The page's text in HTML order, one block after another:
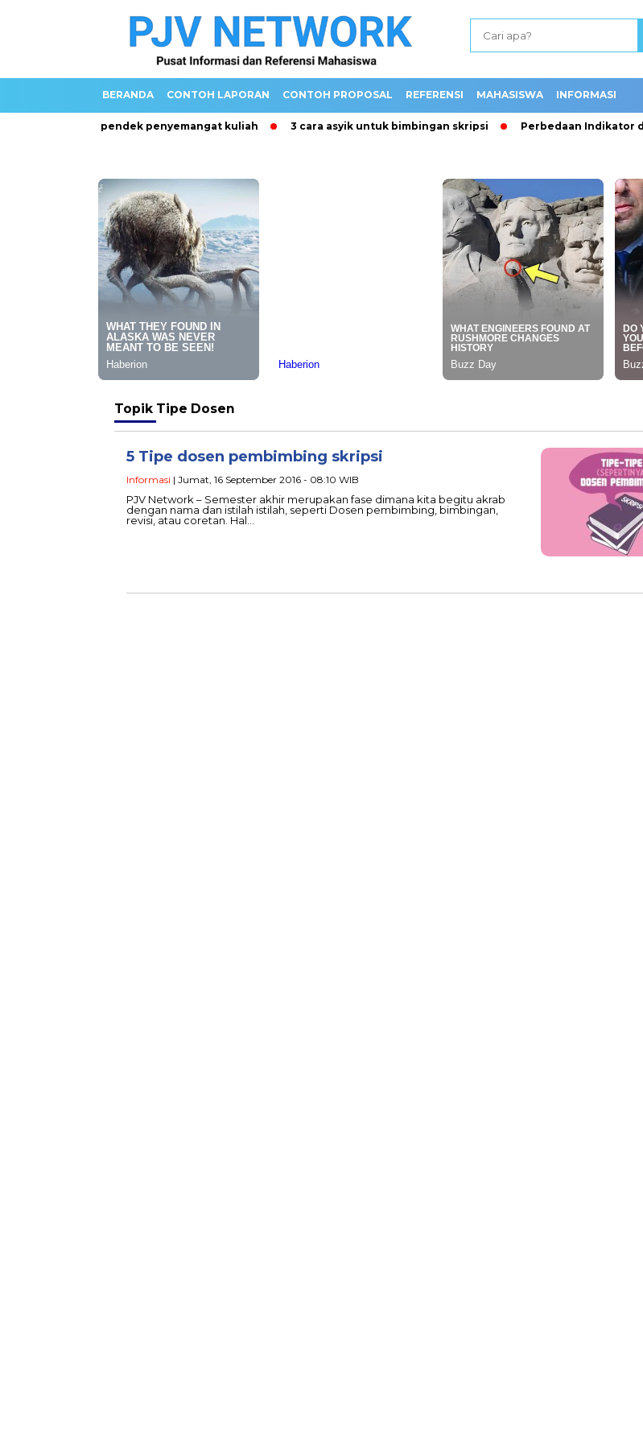
BERANDA CONTOH LAPORAN CONTOH PROPOSAL REFERENSI MAHASISWA INFORMASI
Kata Mutiara pendek penyemangat kuliah 3 cara asyik untuk bimbingan skripsi Perbedaan Indikator dan
Topik Tipe Dosen
5 Tipe dosen pembimbing skripsi
Informasi | Jumat, 16 September 2016 - 08:10 WIB
PJV Network – Semester akhir merupakan fase dimana kita begitu akrab
dengan nama dan istilah istilah, seperti Dosen pembimbing, bimbingan,
revisi, atau coretan. Hal…